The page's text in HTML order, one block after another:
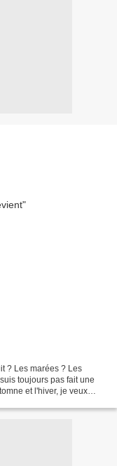
? Les marées ? Les
toujours pas fait une
et l'hiver, je veux